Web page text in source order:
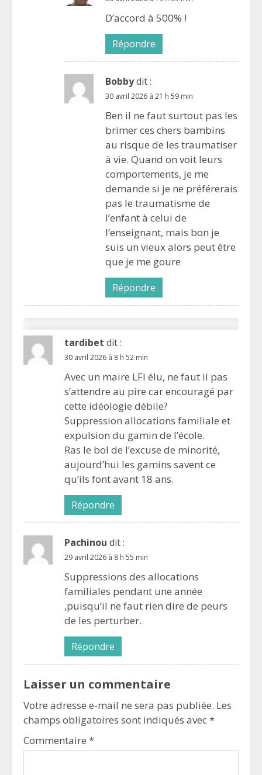
D’accord à 500% !
Répondre
Bobbydit :
30 avril 2026 à 21 h 59 min
Ben il ne faut surtout pas les
brimer ces chers bambins
au risque de les traumatiser
à vie. Quand on voit leurs
comportements, je me
demande si je ne préférerais
pas le traumatisme de
l’enfant à celui de
l’enseignant, mais bon je
suis un vieux alors peut être
que je me goure
Répondre
tardibet dit :
30 avril 2026 à 8 h 52 min
Avec un maire LFI élu, ne faut il pas
s’attendre au pire car encouragé par
cette idéologie débile?
Suppression allocations familiale et
expulsion du gamin de l’école.
Ras le bol de l’excuse de minorité,
aujourd’hui les gamins savent ce
qu’ils font avant 18 ans.
Répondre
Pachinou dit :
29 avril 2026 à 8 h 55 min
Suppressions des allocations
familiales pendant une année
,puisqu’il ne faut rien dire de peurs
de les perturber.
Répondre
Laisser un commentaire
Votre adresse e-mail ne sera pas publiée. Les
champs obligatoires sont indiqués avec*
Commentaire *